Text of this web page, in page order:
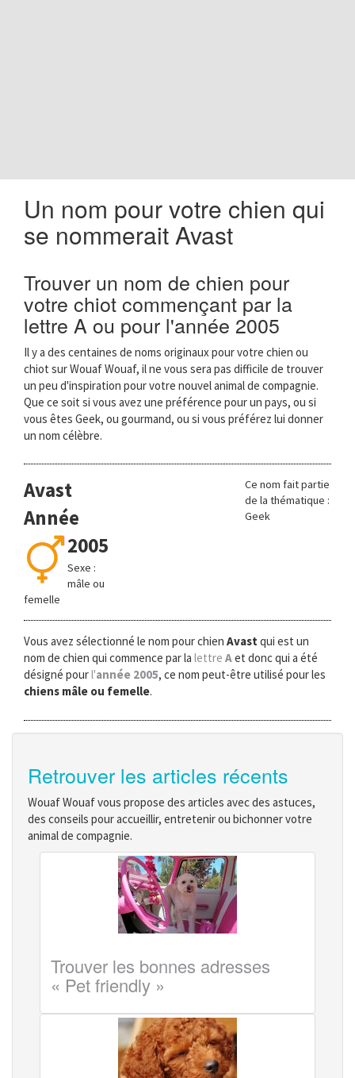
Un nom pour votre chien qui
se nommerait Avast
Trouver un nom de chien pour
votre chiot commençant par la
lettre A ou pour l'année 2005
Il y a des centaines de noms originaux pour votre chien ou
chiot sur Wouaf Wouaf, il ne vous sera pas difficile de trouver
un peu d'inspiration pour votre nouvel animal de compagnie.
Que ce soit si vous avez une préférence pour un pays, ou si
vous êtes Geek, ou gourmand, ou si vous préférez lui donner
un nom célèbre.
Avast
Année
2005
Sexe :
mâle ou
femelle
Ce nom fait partie
de la thématique :
Geek
Vous avez sélectionné le nom pour chien Avast qui est un
nom de chien qui commence par la lettre Aet donc qui a été
désigné pourl'année 2005, ce nom peut-être utilisé pour les
chiens mâle ou femelle.
Retrouver les articles récents
Wouaf Wouaf vous propose des articles avec des astuces,
des conseils pour accueillir, entretenir ou bichonner votre
animal de compagnie.
Trouver les bonnes adresses
« Pet friendly »